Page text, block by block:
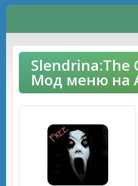
Slendrina:The
Мод меню на